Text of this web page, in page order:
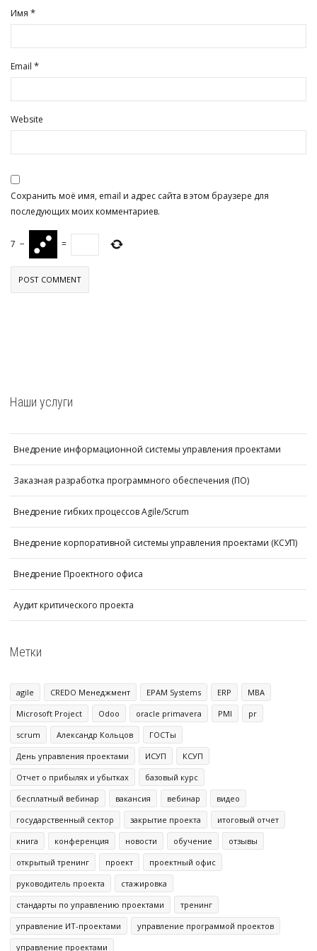
Имя *
Email *
Website
Сохранить моё имя, email и адрес сайта в этом браузере для
последующих моих комментариев.
7 − =
Наши услуги
Внедрение информационной системы управления проектами
Заказная разработка программного обеспечения (ПО)
Внедрение гибких процессов Agile/Scrum
Внедрение корпоративной системы управления проектами (КСУП)
Внедрение Проектного офиса
Аудит критического проекта
Метки
agile CREDO Менеджмент EPAM Systems ERP
MBA
Microsoft Project
Odoo oracle primavera PMI
pr
scrum
Александр Кольцов
ГОСТы
День управления проектами
ИСУП
КСУП
Отчет о прибылях и убытках
базовый курс
бесплатный вебинар
вакансия вебинар
видео
государственный сектор
закрытие проекта
итоговый отчет
книга
конференция новости обучение
отзывы
открытый тренинг
проект
проектный офис
руководитель проекта
стажировка
стандарты по управлению проектами
тренинг
управление ИТ-проектами
управление программой проектов
управление проектами